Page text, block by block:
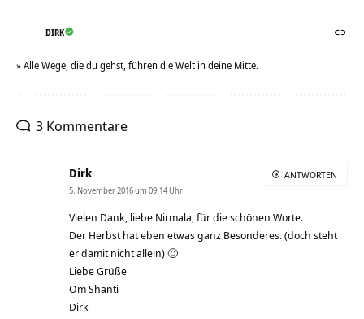
DIRK
» Alle Wege, die du gehst, führen die Welt in deine Mitte.
3 Kommentare
Dirk
5. November 2016 um 09:14 Uhr
Vielen Dank, liebe Nirmala, für die schönen Worte.
Der Herbst hat eben etwas ganz Besonderes. (doch steht
er damit nicht allein) 🙂
Liebe Grüße
Om Shanti
Dirk
ANTWORTEN